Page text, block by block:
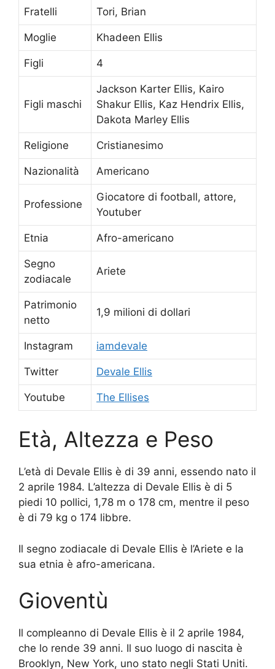
Fratelli Tori, Brian
Moglie Khadeen Ellis
Figli 4
Figli maschi
Jackson Karter Ellis, Kairo
Shakur Ellis, Kaz Hendrix Ellis,
Dakota Marley Ellis
Religione Cristianesimo
Nazionalità Americano
Professione
Giocatore di football, attore,
Youtuber
Etnia Afro-americano
Segno
zodiacale
Ariete
Patrimonio
netto
1,9 milioni di dollari
Instagram iamdevale
Twitter Devale Ellis
Youtube The Ellises
Età, Altezza e Peso
L’età di Devale Ellis è di 39 anni, essendo nato il
2 aprile 1984. L’altezza di Devale Ellis è di 5
piedi 10 pollici, 1,78 m o 178 cm, mentre il peso
è di 79 kg o 174 libbre.
Il segno zodiacale di Devale Ellis è l’Ariete e la
sua etnia è afro-americana.
Gioventù
Il compleanno di Devale Ellis è il 2 aprile 1984,
che lo rende 39 anni. Il suo luogo di nascita è
Brooklyn, New York, uno stato negli Stati Uniti.